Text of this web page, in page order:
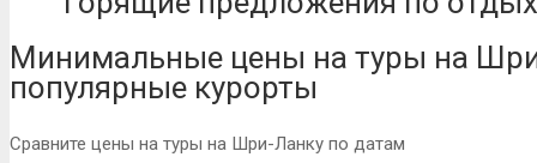
Минимальные цены на туры на
популярные курорты
Сравните цены на туры на Шри-Ланку по датам